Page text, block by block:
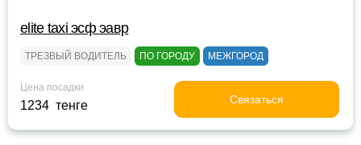
elite taxi эсф эавр
ТРЕЗВЫЙ ВОДИТЕЛЬ ПО ГОРОДУ МЕЖГОРОД
Цена посадки
1234 тенге Связаться